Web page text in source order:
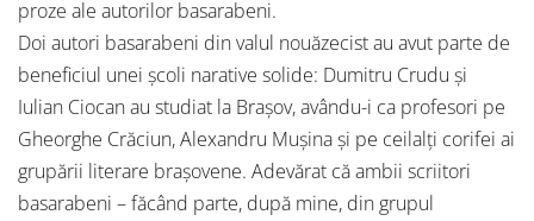
proze ale autorilor basarabeni.
Doi autori basarabeni din valul nouăzecist au avut parte de
beneficiul unei şcoli narative solide: Dumitru Crudu şi
Iulian Ciocan au studiat la Braşov, avându-i ca profesori pe
Gheorghe Crăciun, Alexandru Muşina şi pe ceilalţi corifei ai
grupării literare braşovene. Adevărat că ambii scriitori
basarabeni – făcând parte, după mine, din grupul